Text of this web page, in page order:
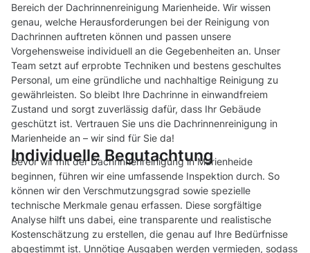
Bereich der Dachrinnenreinigung Marienheide. Wir wissen
genau, welche Herausforderungen bei der Reinigung von
Dachrinnen auftreten können und passen unsere
Vorgehensweise individuell an die Gegebenheiten an. Unser
Team setzt auf erprobte Techniken und bestens geschultes
Personal, um eine gründliche und nachhaltige Reinigung zu
gewährleisten. So bleibt Ihre Dachrinne in einwandfreiem
Zustand und sorgt zuverlässig dafür, dass Ihr Gebäude
geschützt ist. Vertrauen Sie uns die Dachrinnenreinigung in
Marienheide an – wir sind für Sie da!
Individuelle Begutachtung
Bevor wir mit der Dachrinnenreinigung in Marienheide
beginnen, führen wir eine umfassende Inspektion durch. So
können wir den Verschmutzungsgrad sowie spezielle
technische Merkmale genau erfassen. Diese sorgfältige
Analyse hilft uns dabei, eine transparente und realistische
Kostenschätzung zu erstellen, die genau auf Ihre Bedürfnisse
abgestimmt ist. Unnötige Ausgaben werden vermieden, sodass